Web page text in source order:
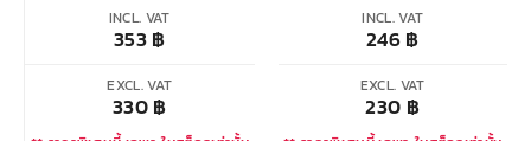
INCL. VAT
353฿
EXCL. VAT
330฿
INCL. VAT
246฿
EXCL. VAT
230 ฿